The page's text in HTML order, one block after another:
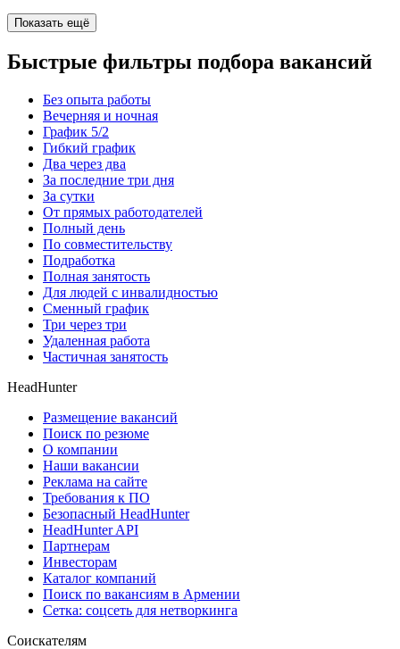
Показать ещё
Быстрые фильтры подбора вакансий
Без опыта работы
Вечерняя и ночная
График 5/2
Гибкий график
Два через два
За последние три дня
За сутки
От прямых работодателей
Полный день
По совместительству
Подработка
Полная занятость
Для людей с инвалидностью
Сменный график
Три через три
Удаленная работа
Частичная занятость
HeadHunter
Размещение вакансий
Поиск по резюме
О компании
Наши вакансии
Реклама на сайте
Требования к ПО
Безопасный HeadHunter
HeadHunter API
Партнерам
Инвесторам
Каталог компаний
Поиск по вакансиям в Армении
Сетка: соцсеть для нетворкинга
Соискателям